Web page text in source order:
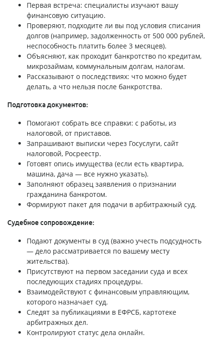
Первая встреча: специалисты изучают вашу
финансовую ситуацию.
Проверяют, подходите ли вы под условия списания
долгов (например, задолженность от 500 000 рублей,
неспособность платить более 3 месяцев).
Объясняют, как проходит банкротство по кредитам,
микрозаймам, коммунальным долгам, налогам.
Рассказывают о последствиях: что можно будет
делать, а что нельзя после банкротства.
Подготовка документов:
Помогают собрать все справки: с работы, из
налоговой, от приставов.
Запрашивают выписки через Госуслуги, сайт
налоговой, Росреестр.
Готовят опись имущества (если есть квартира,
машина, дача — все нужно указать).
Заполняют образец заявления о признании
гражданина банкротом.
Формируют пакет для подачи в арбитражный суд.
Судебное сопровождение:
Подают документы в суд (важно учесть подсудность
— дело рассматривается по вашему месту
жительства).
Присутствуют на первом заседании суда и всех
последующих стадиях процедуры.
Взаимодействуют с финансовым управляющим,
которого назначает суд.
Следят за публикациями в ЕФРСБ, картотеке
арбитражных дел.
Контролируют статус дела онлайн.